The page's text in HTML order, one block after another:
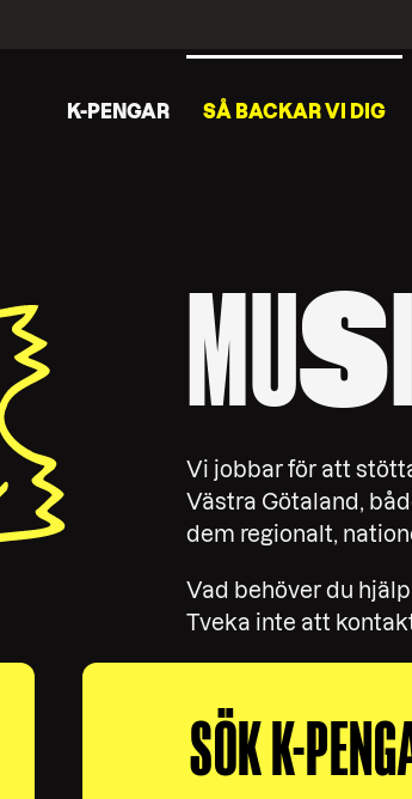
K-PENGAR SÅ BACKAR VI DIG
MUS
Vi jobbar för att
Västra Götaland,
dem regionalt,
Vad behöver du
Tveka inte att
SÖK K-